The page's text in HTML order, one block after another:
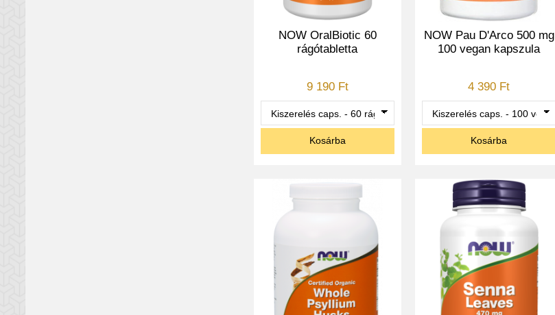
NOW OralBiotic 60
rágótabletta
9 190 Ft
Kosárba
NOW Pau D'Arco 500 mg
100 vegan kapszula
4 390 Ft
Kosárba